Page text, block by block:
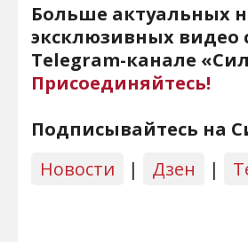
Больше актуальных
эксклюзивных видео
Telegram-канале
Присоединяйтесь!
Подписывайтесь на
Новости
| Дзен |